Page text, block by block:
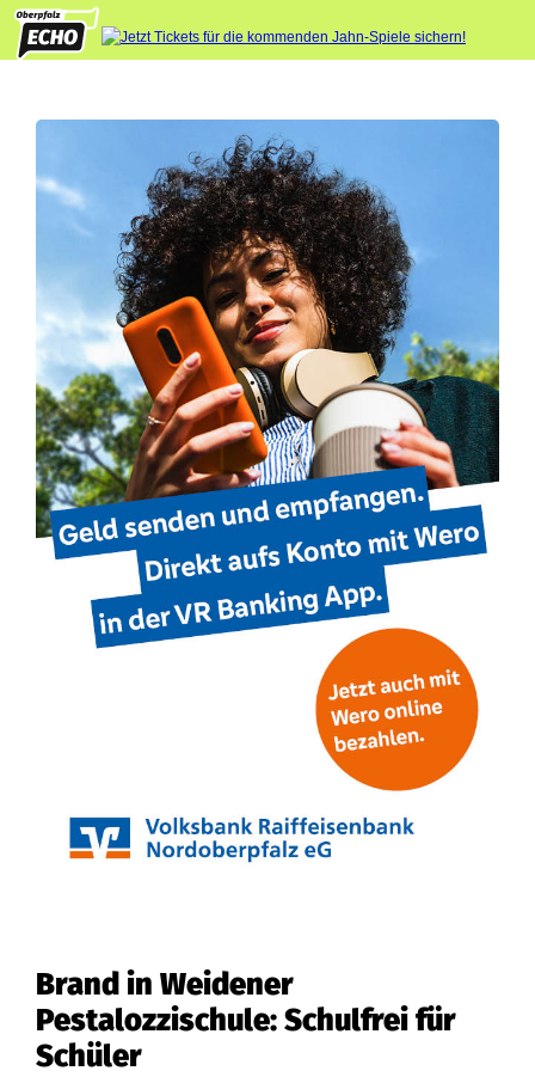
Brand in Weidener
Pestalozzischule: Schulfrei für
Schüler